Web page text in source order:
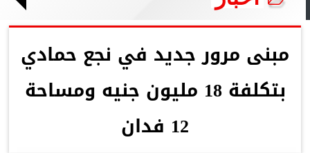
مبنى مرور جديد في نجع حمادي
بتكلفة 18 مليون جنيه ومساحة
12 فدان